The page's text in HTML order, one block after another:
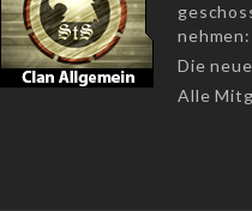
nehmen:
Die
Alle